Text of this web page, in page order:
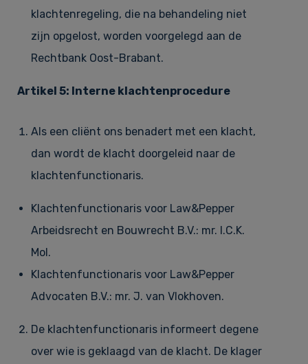
klachtenregeling, die na behandeling niet
zijn opgelost, worden voorgelegd aan de
Rechtbank Oost-Brabant.
Artikel 5: Interne klachtenprocedure
Als een cliënt ons benadert met een klacht,
dan wordt de klacht doorgeleid naar de
klachtenfunctionaris.
Klachtenfunctionaris voor Law&Pepper
Arbeidsrecht en Bouwrecht B.V.: mr. I.C.K.
Mol.
Klachtenfunctionaris voor Law&Pepper
Advocaten B.V.: mr. J. van Vlokhoven.
De klachtenfunctionaris informeert degene
over wie is geklaagd van de klacht. De klager